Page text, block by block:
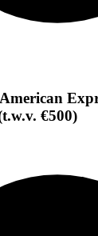
American
€500)